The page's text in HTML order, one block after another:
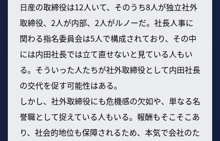
日産の取締役は12人いて、そのうち8人が独立社外
取締役、2人が内部、2人がルノーだ。社長人事に
関わる指名委員会は5人で構成されており、その中
には内田社長では立て直せないと見ている人もい
る。そういった人たちが社外取締役として内田社長
の交代を促す可能性はある。
しかし、社外取締役にも危機感の欠如や、単なる名
誉職として捉えている人もいる。報酬もそこそこあ
り、社会的地位も保障されるため、本気で会社のた